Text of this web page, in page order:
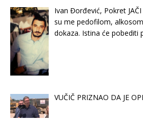
Ivan Đorđević, Pokret
su me pedofilom,
dokaza. Istina će pobediti
VUČIČ PRIZNAO DA JE